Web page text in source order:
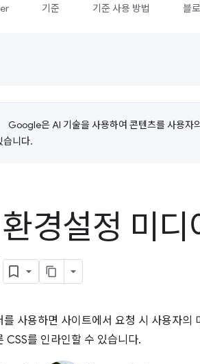
기준 기준 사용 방법 블
Google은 AI 기술을 사용하여 콘텐츠를 사용자
습니다.
경설정 미
사용하면 사이트에서 요청 시 사용자
CSS를 인라인할 수 있습니다.